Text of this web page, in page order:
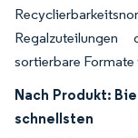
sortierbare Formate
Nach Produkt:
schnellsten